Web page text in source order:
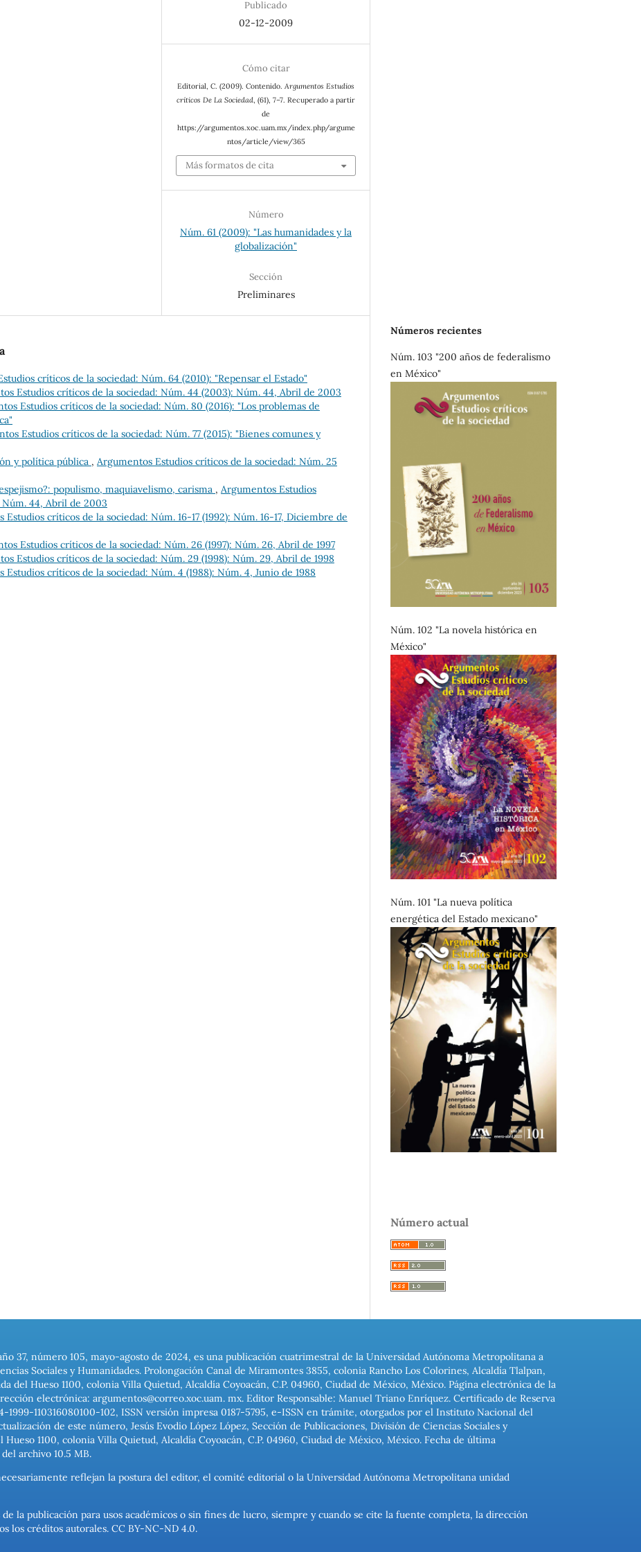
Publicado
02-12-2009
Cómo citar
Editorial, C. (2009). Contenido. Argumentos Estudios
críticos De La Sociedad , (61), 7–7. Recuperado a partir
de
https://argumentos.xoc.uam.mx/index.php/argume
ntos/article/view/365
Más formatos de cita
Número
Núm. 61 (2009): "Las humanidades y la
globalización"
Sección
Preliminares
críticos de la sociedad: Núm. 64 (2010): "Repensar el Estado"
Estudios críticos de la sociedad: Núm. 44 (2003): Núm. 44, Abril de 2003
Estudios críticos de la sociedad: Núm. 80 (2016): "Los problemas de
Estudios críticos de la sociedad: Núm. 77 (2015): "Bienes comunes y
y política pública , Argumentos Estudios críticos de la sociedad: Núm. 25
populismo, maquiavelismo, carisma , Argumentos Estudios
44, Abril de 2003
Estudios críticos de la sociedad: Núm. 16-17 (1992): Núm. 16-17, Diciembre de
Estudios críticos de la sociedad: Núm. 26 (1997): Núm. 26, Abril de 1997
Estudios críticos de la sociedad: Núm. 29 (1998): Núm. 29, Abril de 1998
Estudios críticos de la sociedad: Núm. 4 (1988): Núm. 4, Junio de 1988
Números recientes
Núm. 103 "200 años de federalismo
en México"
Núm. 102 "La novela histórica en
México"
Núm. 101 "La nueva política
energética del Estado mexicano"
Número actual
37, número 105, mayo-agosto de 2024, es una publicación cuatrimestral de la Universidad Autónoma Metropolitana a
Sociales y Humanidades. Prolongación Canal de Miramontes 3855, colonia Rancho Los Colorines, Alcaldía Tlalpan,
del Hueso 1100, colonia Villa Quietud, Alcaldía Coyoacán, C.P. 04960, Ciudad de México, México. Página electrónica de la
electrónica: argumentos@correo.xoc.uam. mx. Editor Responsable: Manuel Triano Enríquez. Certificado de Reserva
1999-110316080100-102, ISSN versión impresa 0187-5795, e-ISSN en trámite, otorgados por el Instituto Nacional del
de este número, Jesús Evodio López López, Sección de Publicaciones, División de Ciencias Sociales y
1100, colonia Villa Quietud, Alcaldía Coyoacán, C.P. 04960, Ciudad de México, México. Fecha de última
archivo 10.5 MB.
reflejan la postura del editor, el comité editorial o la Universidad Autónoma Metropolitana unidad
la publicación para usos académicos o sin fines de lucro, siempre y cuando se cite la fuente completa, la dirección
los créditos autorales. CC BY-NC-ND 4.0.